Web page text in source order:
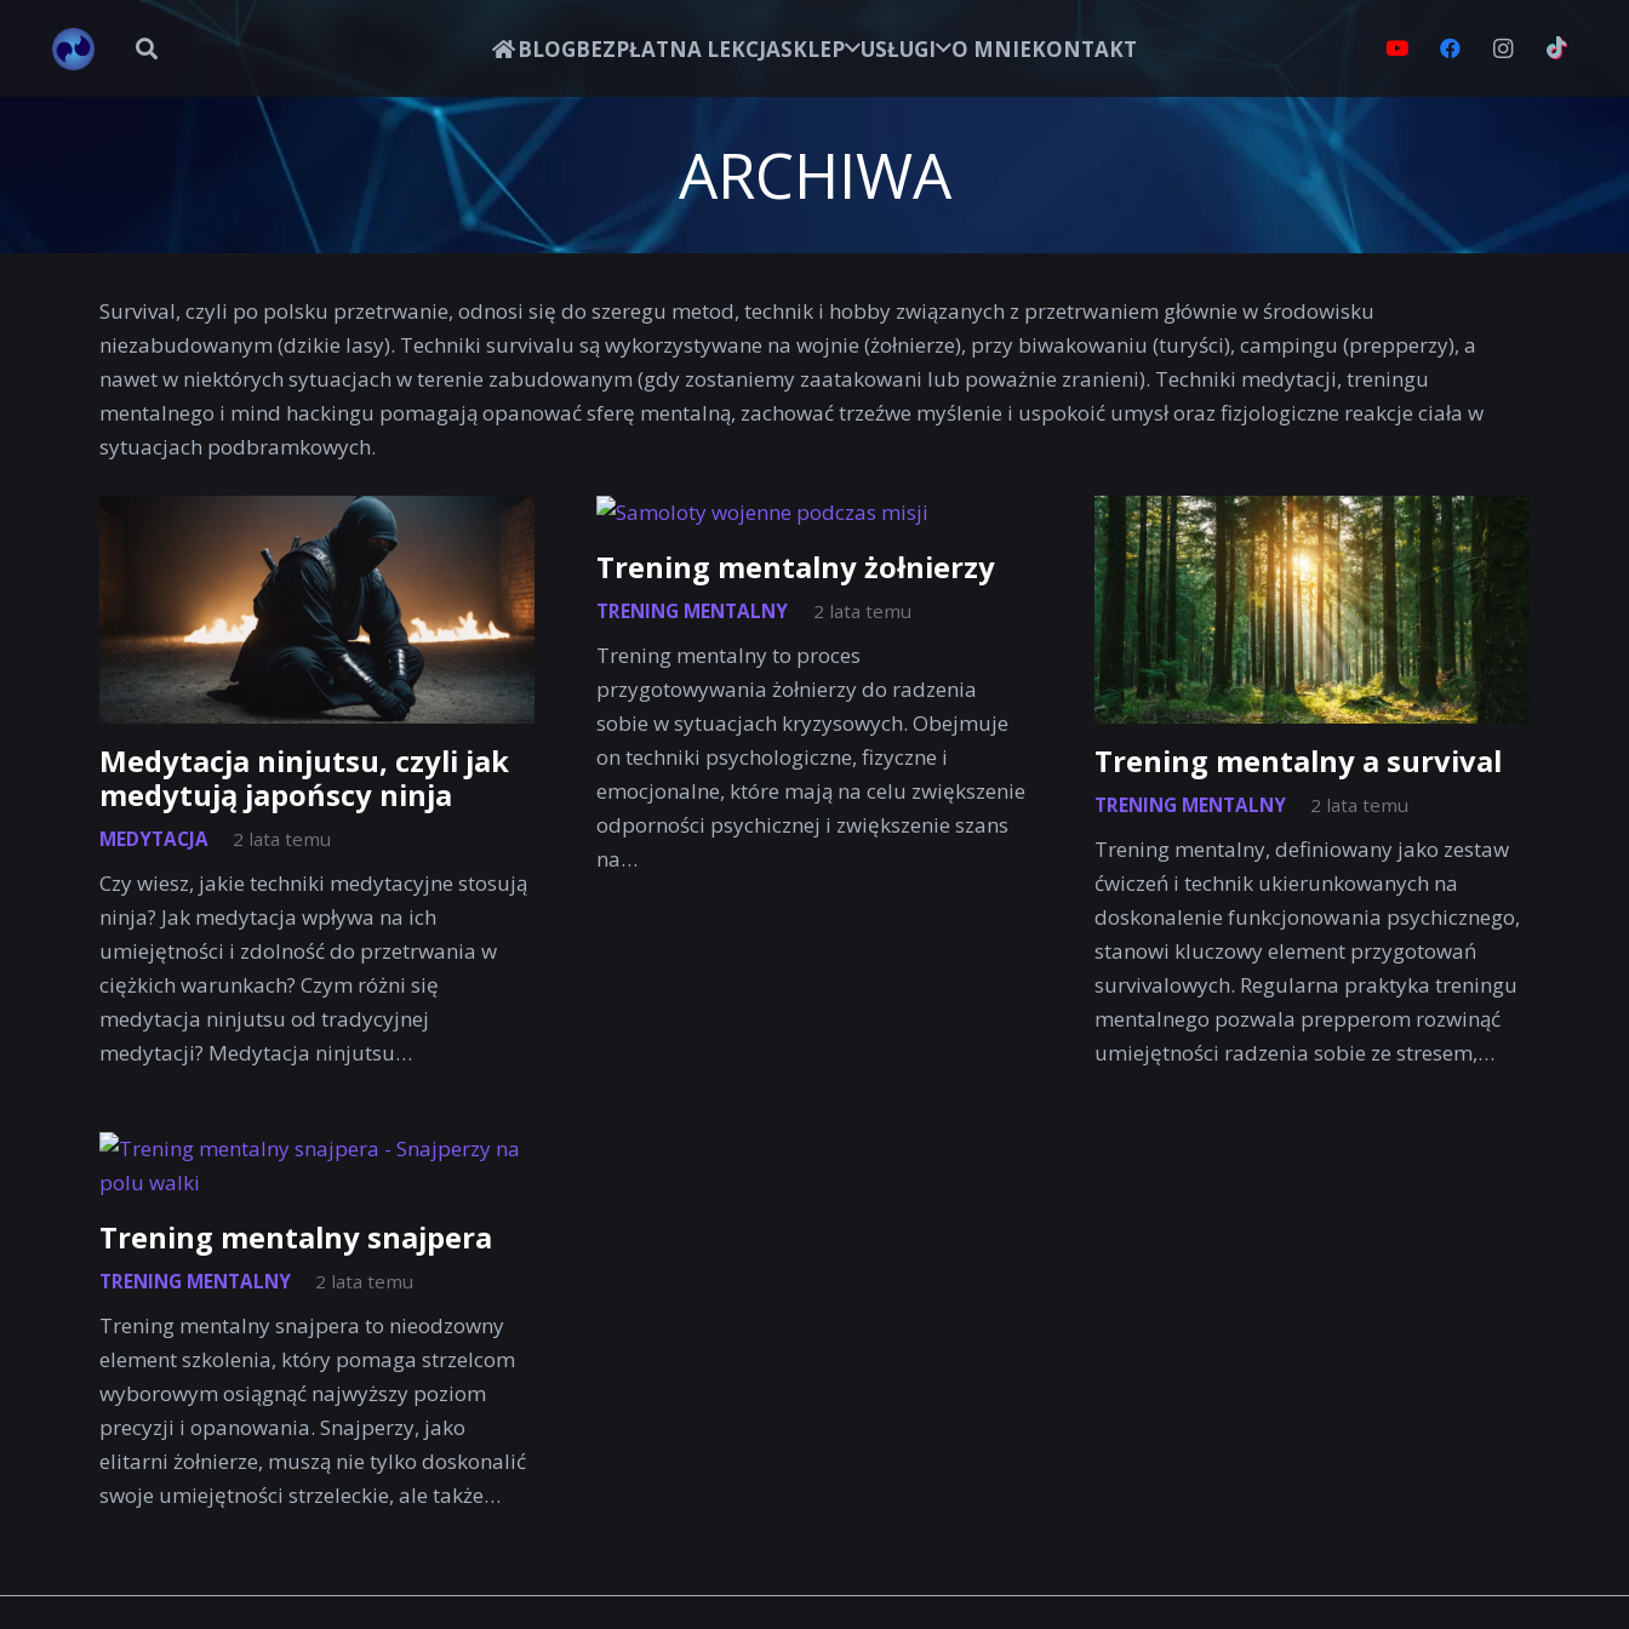
BLOGBEZPŁATNA LEKCJASKLEP USŁUGI O MNIEKONTAKT
ARCHIWA
Survival, czyli po polsku przetrwanie, odnosi się do szeregu metod, technik i hobby związanych z przetrwaniem głównie w środowisku
niezabudowanym (dzikie lasy). Techniki survivalu są wykorzystywane na wojnie (żołnierze), przy biwakowaniu (turyści), campingu (prepperzy), a
nawet w niektórych sytuacjach w terenie zabudowanym (gdy zostaniemy zaatakowani lub poważnie zranieni). Techniki medytacji, treningu
mentalnego i mind hackingu pomagają opanować sferę mentalną, zachować trzeźwe myślenie i uspokoić umysł oraz fizjologiczne reakcje ciała w
sytuacjach podbramkowych.
Medytacja ninjutsu, czyli jak
medytują japońscy ninja
MEDYTACJA 2 lata temu
Czy wiesz, jakie techniki medytacyjne stosują
ninja? Jak medytacja wpływa na ich
umiejętności i zdolność do przetrwania w
ciężkich warunkach? Czym różni się
medytacja ninjutsu od tradycyjnej
medytacji? Medytacja ninjutsu…
Trening mentalny żołnierzy
TRENING MENTALNY 2 lata temu
Trening mentalny to proces
przygotowywania żołnierzy do radzenia
sobie w sytuacjach kryzysowych. Obejmuje
on techniki psychologiczne, fizyczne i
emocjonalne, które mają na celu zwiększenie
odporności psychicznej i zwiększenie szans
na…
Trening mentalny a survival
TRENING MENTALNY 2 lata temu
Trening mentalny, definiowany jako zestaw
ćwiczeń i technik ukierunkowanych na
doskonalenie funkcjonowania psychicznego,
stanowi kluczowy element przygotowań
survivalowych. Regularna praktyka treningu
mentalnego pozwala prepperom rozwinąć
umiejętności radzenia sobie ze stresem,…
Trening mentalny snajpera
TRENING MENTALNY 2 lata temu
Trening mentalny snajpera to nieodzowny
element szkolenia, który pomaga strzelcom
wyborowym osiągnąć najwyższy poziom
precyzji i opanowania. Snajperzy, jako
elitarni żołnierze, muszą nie tylko doskonalić
swoje umiejętności strzeleckie, ale także…